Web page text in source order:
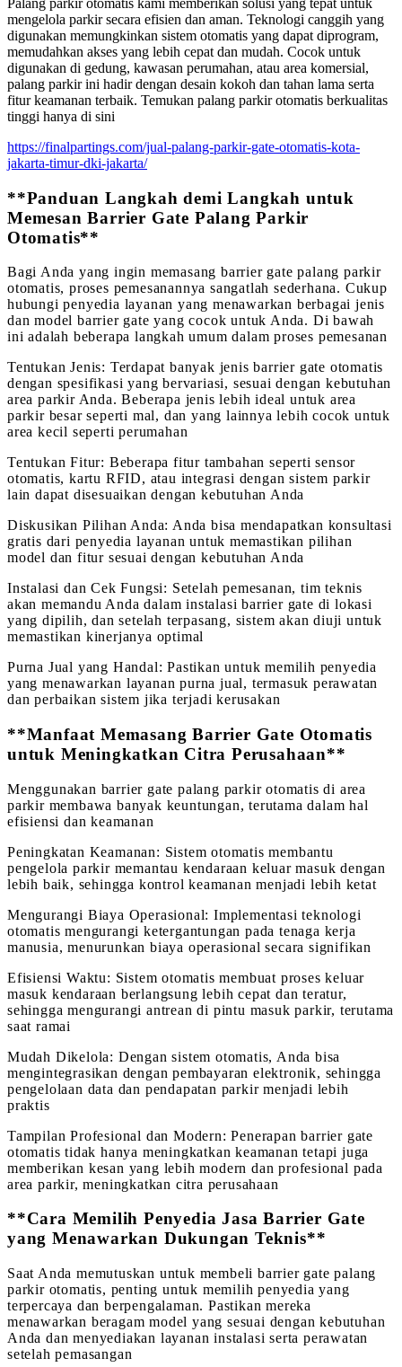
mengelola parkir secara efisien dan aman. Teknologi canggih yang
digunakan memungkinkan sistem otomatis yang dapat diprogram,
memudahkan akses yang lebih cepat dan mudah. Cocok untuk
digunakan di gedung, kawasan perumahan, atau area komersial,
palang parkir ini hadir dengan desain kokoh dan tahan lama serta
fitur keamanan terbaik. Temukan palang parkir otomatis berkualitas
tinggi hanya di sini
https://finalpartings.com/jual-palang-parkir-gate-otomatis-kota-
jakarta-timur-dki-jakarta/
**Panduan Langkah demi Langkah untuk
Memesan Barrier Gate Palang Parkir
Otomatis**
Bagi Anda yang ingin memasang barrier gate palang parkir
otomatis, proses pemesanannya sangatlah sederhana. Cukup
hubungi penyedia layanan yang menawarkan berbagai jenis
dan model barrier gate yang cocok untuk Anda. Di bawah
ini adalah beberapa langkah umum dalam proses pemesanan
Tentukan Jenis: Terdapat banyak jenis barrier gate otomatis
dengan spesifikasi yang bervariasi, sesuai dengan kebutuhan
area parkir Anda. Beberapa jenis lebih ideal untuk area
parkir besar seperti mal, dan yang lainnya lebih cocok untuk
area kecil seperti perumahan
Tentukan Fitur: Beberapa fitur tambahan seperti sensor
otomatis, kartu RFID, atau integrasi dengan sistem parkir
lain dapat disesuaikan dengan kebutuhan Anda
Diskusikan Pilihan Anda: Anda bisa mendapatkan konsultasi
gratis dari penyedia layanan untuk memastikan pilihan
model dan fitur sesuai dengan kebutuhan Anda
Instalasi dan Cek Fungsi: Setelah pemesanan, tim teknis
akan memandu Anda dalam instalasi barrier gate di lokasi
yang dipilih, dan setelah terpasang, sistem akan diuji untuk
memastikan kinerjanya optimal
Purna Jual yang Handal: Pastikan untuk memilih penyedia
yang menawarkan layanan purna jual, termasuk perawatan
dan perbaikan sistem jika terjadi kerusakan
**Manfaat Memasang Barrier Gate Otomatis
untuk Meningkatkan Citra Perusahaan**
Menggunakan barrier gate palang parkir otomatis di area
parkir membawa banyak keuntungan, terutama dalam hal
efisiensi dan keamanan
Peningkatan Keamanan: Sistem otomatis membantu
pengelola parkir memantau kendaraan keluar masuk dengan
lebih baik, sehingga kontrol keamanan menjadi lebih ketat
Mengurangi Biaya Operasional: Implementasi teknologi
otomatis mengurangi ketergantungan pada tenaga kerja
manusia, menurunkan biaya operasional secara signifikan
Efisiensi Waktu: Sistem otomatis membuat proses keluar
masuk kendaraan berlangsung lebih cepat dan teratur,
sehingga mengurangi antrean di pintu masuk parkir, terutama
saat ramai
Mudah Dikelola: Dengan sistem otomatis, Anda bisa
mengintegrasikan dengan pembayaran elektronik, sehingga
pengelolaan data dan pendapatan parkir menjadi lebih
praktis
Tampilan Profesional dan Modern: Penerapan barrier gate
otomatis tidak hanya meningkatkan keamanan tetapi juga
memberikan kesan yang lebih modern dan profesional pada
area parkir, meningkatkan citra perusahaan
**Cara Memilih Penyedia Jasa Barrier Gate
yang Menawarkan Dukungan Teknis**
Saat Anda memutuskan untuk membeli barrier gate palang
parkir otomatis, penting untuk memilih penyedia yang
terpercaya dan berpengalaman. Pastikan mereka
menawarkan beragam model yang sesuai dengan kebutuhan
Anda dan menyediakan layanan instalasi serta perawatan
setelah pemasangan